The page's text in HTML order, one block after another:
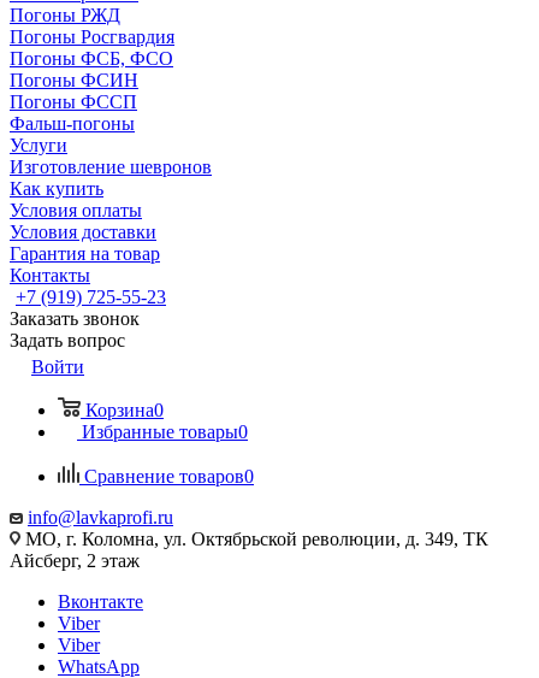
Погоны РЖД
Погоны Росгвардия
Погоны ФСБ, ФСО
Погоны ФСИН
Погоны ФССП
Фальш-погоны
Услуги
Изготовление шевронов
Как купить
Условия оплаты
Условия доставки
Гарантия на товар
Контакты
+7 (919) 725-55-23
Заказать звонок
Задать вопрос
Войти
Корзина0
Избранные товары0
Сравнение товаров0
info@lavkaprofi.ru
МО, г. Коломна, ул. Октябрьской революции, д. 349, ТК
Айсберг, 2 этаж
Вконтакте
Viber
Viber
WhatsApp